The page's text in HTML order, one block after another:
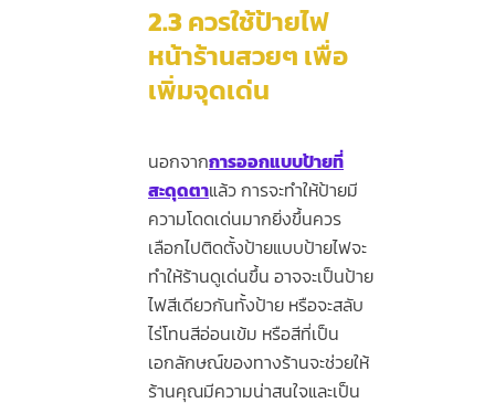
2.3ควรใช้ป้ายไฟ
หน้าร้านสวยๆ เพื่อ
เพิ่มจุดเด่น
นอกจากการออกแบบป้ายที่
สะดุดตาแล้ว การจะทำให้ป้ายมี
ความโดดเด่นมากยิ่งขึ้นควร
เลือกไปติดตั้งป้ายแบบป้ายไฟจะ
ทำให้ร้านดูเด่นขึ้น อาจจะเป็นป้าย
ไฟสีเดียวกันทั้งป้าย หรือจะสลับ
ไร่โทนสีอ่อนเข้ม หรือสีที่เป็น
เอกลักษณ์ของทางร้านจะช่วยให้
ร้านคุณมีความน่าสนใจและเป็น